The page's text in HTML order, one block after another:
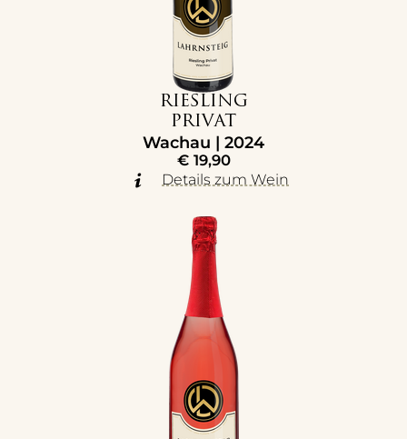
RIESLING
PRIVAT
Wachau | 2024
€19,90
Details zum Wein